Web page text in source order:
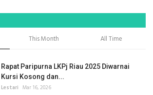
This Month All Time
Rapat Paripurna LKPj Riau 2025 Diwarnai
Kursi Kosong dan...
Lestari Mar 16, 2026